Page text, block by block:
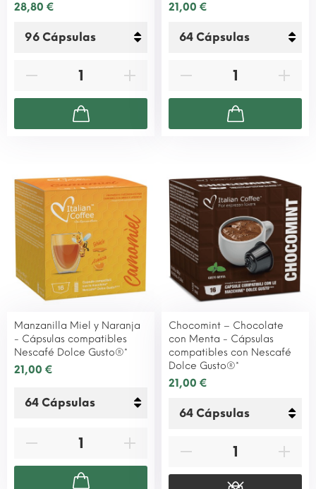
28,80 € 21,00 €
Manzanilla Miel y Naranja
- Cápsulas compatibles
Nescafé Dolce Gusto®*
21,00 €
Chocomint – Chocolate
con Menta - Cápsulas
compatibles con Nescafé
Dolce Gusto®*
21,00 €